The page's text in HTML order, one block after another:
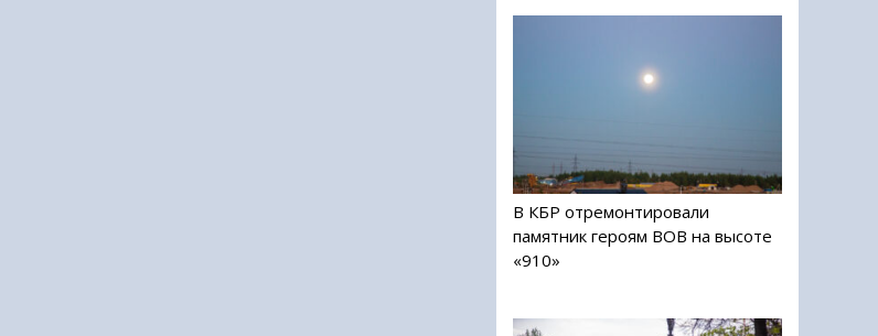
В КБР отремонтировали
памятник героям ВОВ на высоте
«910»